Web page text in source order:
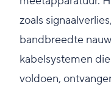
zoals
bandbreedte
kabelsystemen
voldoen,